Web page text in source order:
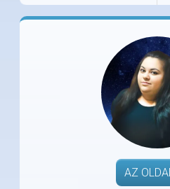
AZ